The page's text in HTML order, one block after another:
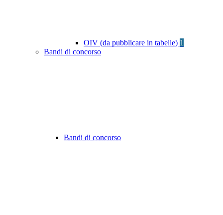
OIV (da pubblicare in tabelle) 1
Bandi di concorso
Bandi di concorso